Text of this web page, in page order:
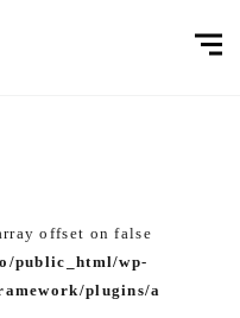
offset on false
public_html/wp-
plugins/a